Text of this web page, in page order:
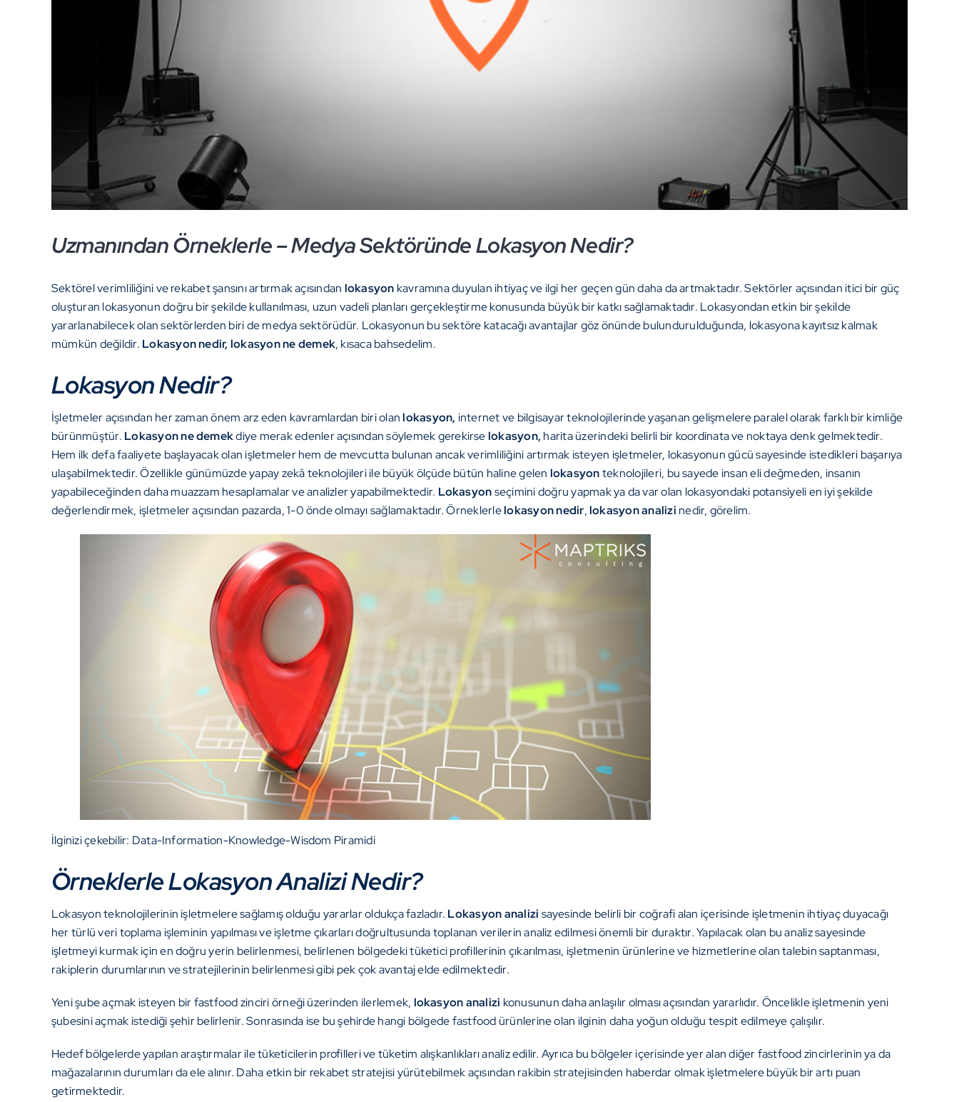
Uzmanından Örneklerle – Medya Sektöründe Lokasyon Nedir?
Sektörel verimliliğini ve rekabet şansını artırmak açısından lokasyon kavramına duyulan ihtiyaç ve ilgi her geçen gün daha da artmaktadır. Sektörler açısından itici bir güç
oluşturan lokasyonun doğru bir şekilde kullanılması, uzun vadeli planları gerçekleştirme konusunda büyük bir katkı sağlamaktadır. Lokasyondan etkin bir şekilde
yararlanabilecek olan sektörlerden biri de medya sektörüdür. Lokasyonun bu sektöre katacağı avantajlar göz önünde bulundurulduğunda, lokasyona kayıtsız kalmak
mümkün değildir. Lokasyon nedir, lokasyon ne demek, kısaca bahsedelim.
Lokasyon Nedir?
İşletmeler açısından her zaman önem arz eden kavramlardan biri olanlokasyon, internet ve bilgisayar teknolojilerinde yaşanan gelişmelere paralel olarak farklı bir kimliğe
bürünmüştür. Lokasyon ne demekdiye merak edenler açısından söylemek gerekirselokasyon, harita üzerindeki belirli bir koordinata ve noktaya denk gelmektedir.
Hem ilk defa faaliyete başlayacak olan işletmeler hem de mevcutta bulunan ancak verimliliğini artırmak isteyen işletmeler, lokasyonun gücü sayesinde istedikleri başarıya
ulaşabilmektedir. Özellikle günümüzde yapay zekâ teknolojileri ile büyük ölçüde bütün haline gelen lokasyonteknolojileri, bu sayede insan eli değmeden, insanın
yapabileceğinden daha muazzam hesaplamalar ve analizler yapabilmektedir. Lokasyonseçimini doğru yapmak ya da var olan lokasyondaki potansiyeli en iyi şekilde
değerlendirmek, işletmeler açısından pazarda, 1-0 önde olmayı sağlamaktadır. Örneklerlelokasyon nedir,lokasyon analizi nedir, görelim.
İlginizi çekebilir: Data-Information-Knowledge-Wisdom Piramidi
Örneklerle Lokasyon Analizi Nedir?
Lokasyon teknolojilerinin işletmelere sağlamış olduğu yararlar oldukça fazladır. Lokasyon analizi sayesinde belirli bir coğrafi alan içerisinde işletmenin ihtiyaç duyacağı
her türlü veri toplama işleminin yapılması ve işletme çıkarları doğrultusunda toplanan verilerin analiz edilmesi önemli bir duraktır. Yapılacak olan bu analiz sayesinde
işletmeyi kurmak için en doğru yerin belirlenmesi, belirlenen bölgedeki tüketici profillerinin çıkarılması, işletmenin ürünlerine ve hizmetlerine olan talebin saptanması,
rakiplerin durumlarının ve stratejilerinin belirlenmesi gibi pek çok avantaj elde edilmektedir.
Yeni şube açmak isteyen bir fastfood zinciri örneği üzerinden ilerlemek, lokasyonanalizi konusunun daha anlaşılır olması açısından yararlıdır. Öncelikle işletmenin yeni
şubesini açmak istediği şehir belirlenir. Sonrasında ise bu şehirde hangi bölgede fastfood ürünlerine olan ilginin daha yoğun olduğu tespit edilmeye çalışılır.
Hedef bölgelerde yapılan araştırmalar ile tüketicilerin profilleri ve tüketim alışkanlıkları analiz edilir. Ayrıca bu bölgeler içerisinde yer alan diğer fastfood zincirlerinin ya da
mağazalarının durumları da ele alınır. Daha etkin bir rekabet stratejisi yürütebilmek açısından rakibin stratejisinden haberdar olmak işletmelere büyük bir artı puan
getirmektedir.